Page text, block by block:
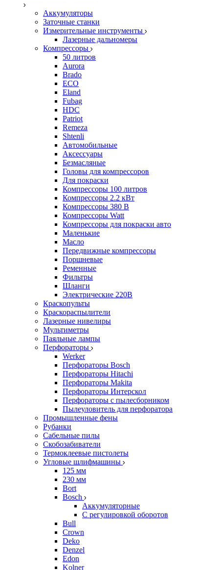
Аккумуляторы
Заточные станки
Измерительные инструменты
Лазерные дальномеры
Компрессоры
50 литров
Aurora
Brado
ECO
Eland
Fubag
HDC
Patriot
Remeza
Shtenli
Автомобильные
Аксессуары
Безмасляные
Головы для компрессоров
Для покраски
Компрессоры 100 литров
Компрессоры 2.2 кВт
Компрессоры 380 В
Компрессоры Watt
Компрессоры для покраски авто
Маленькие
Масло
Передвижные компрессоры
Поршневые
Ременные
Фильтры
Шланги
Электрические 220В
Краскопульты
Краскораспылители
Лазерные нивелиры
Мультиметры
Паяльные лампы
Перфораторы
Werker
Перфораторы Bosch
Перфораторы Hitachi
Перфораторы Makita
Перфораторы Интерскол
Перфораторы с пылесборником
Пылеуловитель для перфоратора
Промышленные фены
Рубанки
Сабельные пилы
Скобозабиватели
Термоклеевые пистолеты
Угловые шлифмашины
125 мм
230 мм
Bort
Bosch
Аккумуляторные
С регулировкой оборотов
Bull
Crown
Deko
Denzel
Edon
Kolner